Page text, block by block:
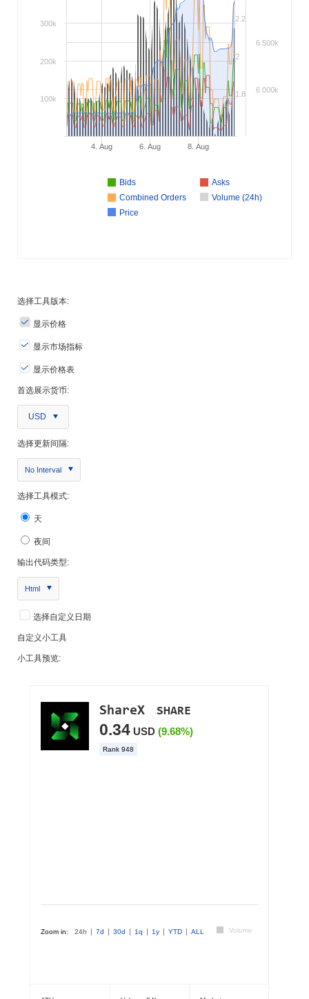
Bids
Asks
Combined Orders
Volume (24h)
Price
4. Aug 6. Aug 8. Aug
1.8
2
2.2
6 000k
6 500k
100k
200k
300k
选择工具版本:
显示价格
显示市场指标
显示价格表
首选展示货币:
USD
选择更新间隔:
No Interval
选择工具模式:
天
夜间
输出代码类型:
Html
选择自定义日期
自定义小工具
小工具预览: